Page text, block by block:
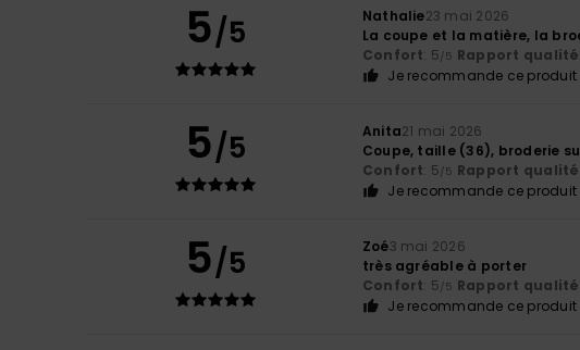
5/5 Nathalie23 mai 2026
La coupe et la matière, la
Confort: 5/5 Rapport
Je recommande ce produit
5/5 Anita21 mai 2026
Coupe, taille (36), broderie
Confort: 5/5 Rapport
Je recommande ce produit
5/5 Zoé3 mai 2026
très agréable à porter
Confort: 5/5 Rapport
Je recommande ce produit